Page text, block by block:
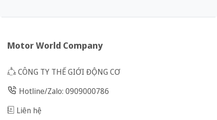
Motor World Company
CÔNG TY THẾ GIỚI ĐỘNG CƠ
Hotline/Zalo: 0909000786
Liên hệ